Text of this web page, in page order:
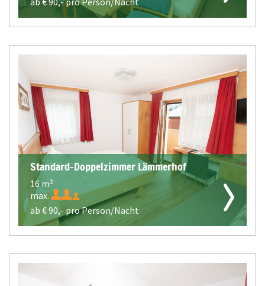
Standard-Doppelzimmer Lämmerhof
16 m²
max.
ab €90,- pro Person/Nacht